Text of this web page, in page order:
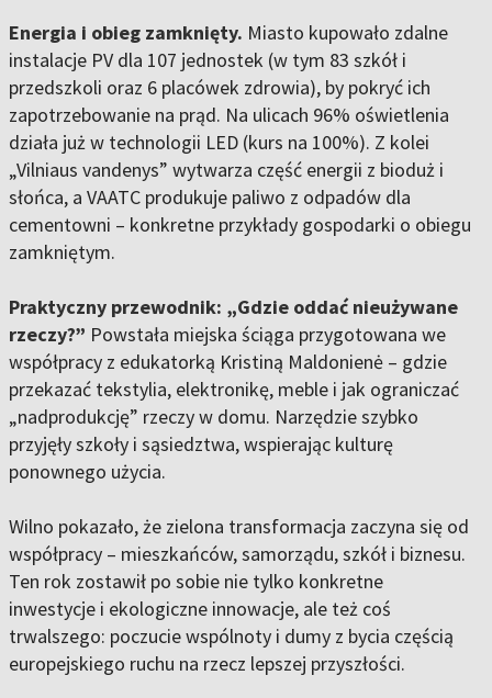
Energia i obieg zamknięty. Miasto kupowało zdalne
instalacje PV dla 107 jednostek (w tym 83 szkół i
przedszkoli oraz 6 placówek zdrowia), by pokryć ich
zapotrzebowanie na prąd. Na ulicach 96% oświetlenia
działa już w technologii LED (kurs na 100%). Z kolei
„Vilniaus vandenys” wytwarza część energii z bioduż i
słońca, a VAATC produkuje paliwo z odpadów dla
cementowni – konkretne przykłady gospodarki o obiegu
zamkniętym.
Praktyczny przewodnik: „Gdzie oddać nieużywane
rzeczy?” Powstała miejska ściąga przygotowana we
współpracy z edukatorką Kristiną Maldonienė – gdzie
przekazać tekstylia, elektronikę, meble i jak ograniczać
„nadprodukcję” rzeczy w domu. Narzędzie szybko
przyjęły szkoły i sąsiedztwa, wspierając kulturę
ponownego użycia.
Wilno pokazało, że zielona transformacja zaczyna się od
współpracy – mieszkańców, samorządu, szkół i biznesu.
Ten rok zostawił po sobie nie tylko konkretne
inwestycje i ekologiczne innowacje, ale też coś
trwalszego: poczucie wspólnoty i dumy z bycia częścią
europejskiego ruchu na rzecz lepszej przyszłości.